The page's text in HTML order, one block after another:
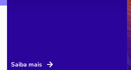
Saiba mais